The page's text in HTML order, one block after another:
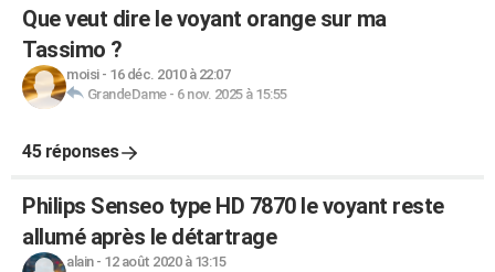
Que veut dire le voyant orange sur ma
Tassimo ?
moisi- 16 déc. 2010 à 22:07
GrandeDame- 6 nov. 2025 à 15:55
45 réponses
Philips Senseo type HD 7870 le voyant reste
allumé après le détartrage
alain- 12 août 2020 à 13:15